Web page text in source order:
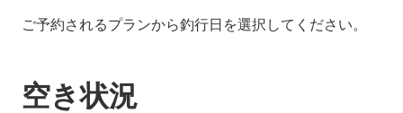
ご予約されるプランから釣行日を選択してください。
空き状況